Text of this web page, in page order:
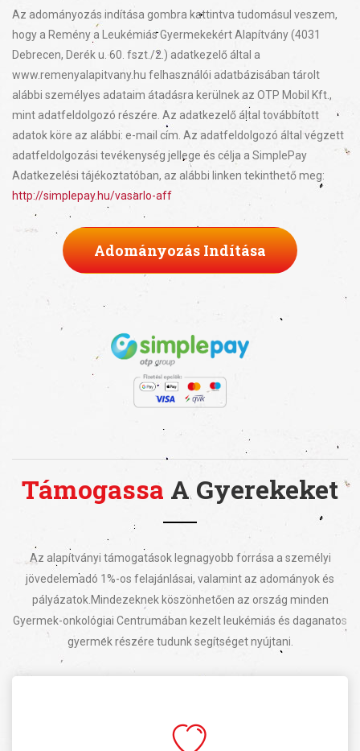
Az adományozás indítása gombra kattintva tudomásul veszem,
hogy a Remény a Leukémiás Gyermekekért Alapítvány (4031
Debrecen, Derék u. 60. fszt./2.) adatkezelő által a
www.remenyalapitvany.hu felhasználói adatbázisában tárolt
alábbi személyes adataim átadásra kerülnek az OTP Mobil Kft.,
mint adatfeldolgozó részére. Az adatkezelő által továbbított
adatok köre az alábbi: e-mail cím. Az adatfeldolgozó által végzett
adatfeldolgozási tevékenység jellege és célja a SimplePay
Adatkezelési tájékoztatóban, az alábbi linken tekinthető meg:
http://simplepay.hu/vasarlo-aff
Adományozás Indítása
Támogassa A Gyerekeket
Az alapítványi támogatások legnagyobb forrása a személyi
jövedelemadó 1%-os felajánlásai, valamint az adományok és
pályázatok. Mindezeknek köszönhetően az ország minden
Gyermek-onkológiai Centrumában kezelt leukémiás és daganatos
gyermek részére tudunk segítséget nyújtani.